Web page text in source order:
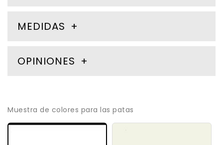
MEDIDAS
OPINIONES
Muestra de colores para las patas